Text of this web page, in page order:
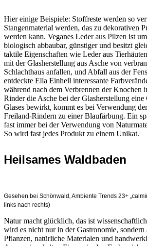
Hier einige Beispiele: Stoffreste werden so
Stangenmaterial werden, das zu dekorativen
werden kann. Veganes Leder aus Pilzen ist
biologisch abbaubar, günstiger und besitzt
taktile Eigenschaften wie Leder aus
mit der Glasherstellung aus Asche von
Schlachthaus anfallen, und Abfall aus der
entdeckte Ella Einhell interessante
während nach dem Verbrennen der Knochen
Rinder die Asche bei der Glasherstellung eine
Glases bewirkt, kommt es bei Verwendung
Freiland-Rindern zu einer Blaufärbung. Ein
fast immer bei der Verwendung von
So wird fast jedes Produkt zu einem Unikat.
Heilsames Waldbaden
Gesehen bei Schönwald, Ambiente Trends 23+
links nach rechts)
Natur macht glücklich, das ist
wird es nicht nur in der Gastronomie, sondern
Pflanzen, natürliche Materialen und